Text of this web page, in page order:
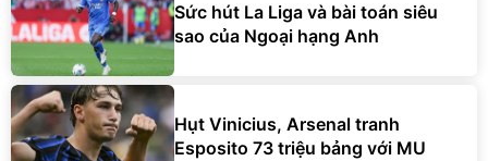
Sức hút La Liga và bài toán siêu
sao của Ngoại hạng Anh
Hụt Vinicius, Arsenal tranh
Esposito 73 triệu bảng với MU